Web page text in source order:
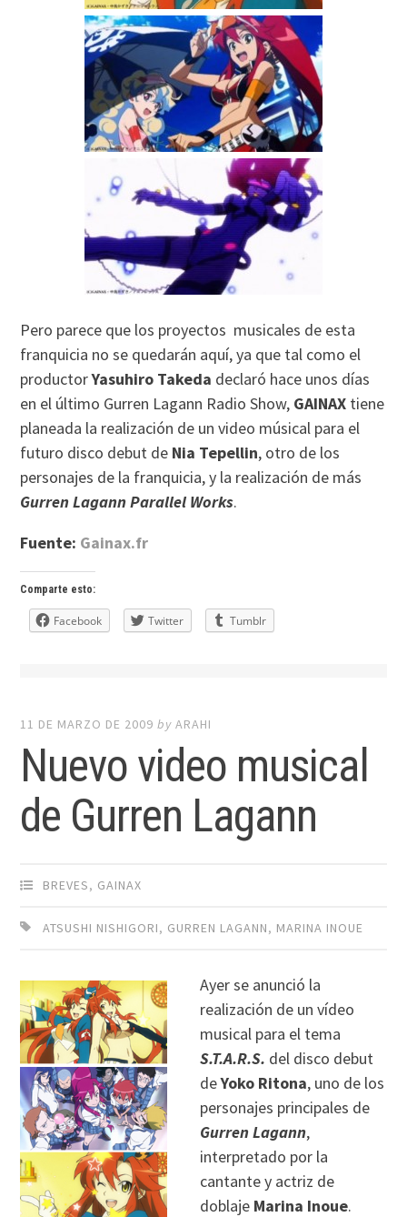
Pero parece que los proyectos musicales de esta
franquicia no se quedarán aquí, ya que tal como el
productorYasuhiro Takeda declaró hace unos días
en el último Gurren Lagann Radio Show, GAINAX tiene
planeada la realización de un video músical para el
futuro disco debut de Nia Tepellin, otro de los
personajes de la franquicia, y la realización de más
Gurren Lagann Parallel Works.
Fuente: Gainax.fr
Comparte esto:
Facebook Twitter Tumblr
11 DE MARZO DE 2009 byARAHI
Nuevo video musical
de Gurren Lagann
BREVES, GAINAX
ATSUSHI NISHIGORI, GURREN LAGANN, MARINA INOUE
Ayer se anunció la
realización de un vídeo
musical para el tema
S.T.A.R.S. del disco debut
deYoko Ritona, uno de los
personajes principales de
Gurren Lagann,
interpretado por la
cantante y actriz de
doblaje Marina Inoue.